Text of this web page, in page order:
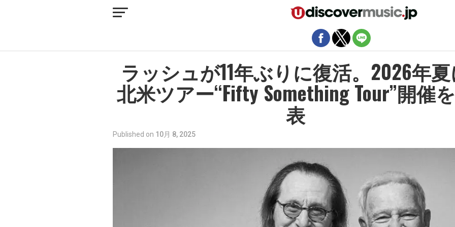
ラッシュが11年ぶりに復活。2026年
北米ツアー“Fifty Something Tour”開催
表
Published on 10月 8, 2025
モバイルバージョンを終了